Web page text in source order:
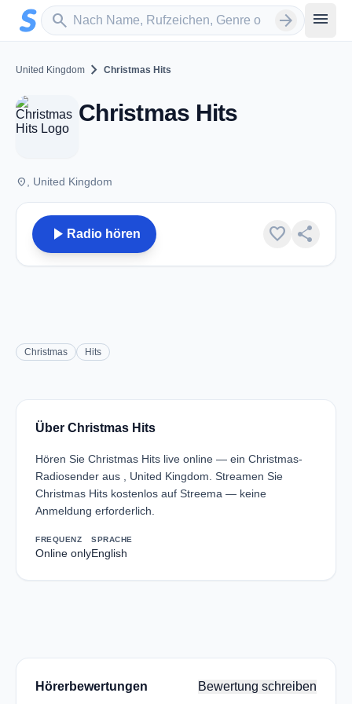
Zum Hauptinhalt springen
search
Sender suchen arrow_forward menu
United Kingdom chevron_right Christmas Hits
Christmas Hits
place , United Kingdom
play_arrow Radio hören favorite share
Christmas Hits
Über Christmas Hits
Hören Sie Christmas Hits live online — ein Christmas-
Radiosender aus , United Kingdom. Streamen Sie
Christmas Hits kostenlos auf Streema — keine
Anmeldung erforderlich.
FREQUENZ
Online only
SPRACHE
English
Hörerbewertungen Bewertung schreiben